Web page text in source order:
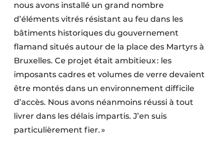
nous avons installé un grand nombre
d’éléments vitrés résistant au feu dans les
bâtiments historiques du gouvernement
flamand situés autour de la place des Martyrs à
Bruxelles. Ce projet était ambitieux : les
imposants cadres et volumes de verre devaient
être montés dans un environnement difficile
d’accès. Nous avons néanmoins réussi à tout
livrer dans les délais impartis. J’en suis
particulièrement fier. »